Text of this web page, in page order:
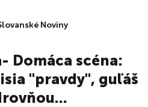
Noviny
Domáca scéna:
"pravdy", guľáš